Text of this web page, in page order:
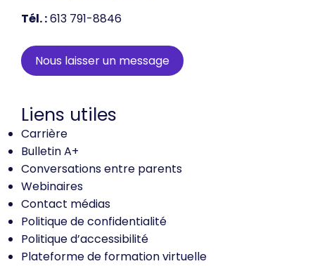
Tél. :613 791-8846
Nous laisser un message
Liens utiles
Carrière
Bulletin A+
Conversations entre parents
Webinaires
Contact médias
Politique de confidentialité
Politique d’accessibilité
Plateforme de formation virtuelle